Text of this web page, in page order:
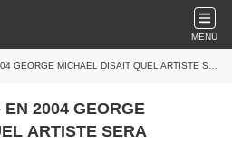
MENU
DISAIT QUEL ARTISTE SERA ENCORE LA DANS 10 ANS !!
2004 GEORGE
ARTISTE SERA